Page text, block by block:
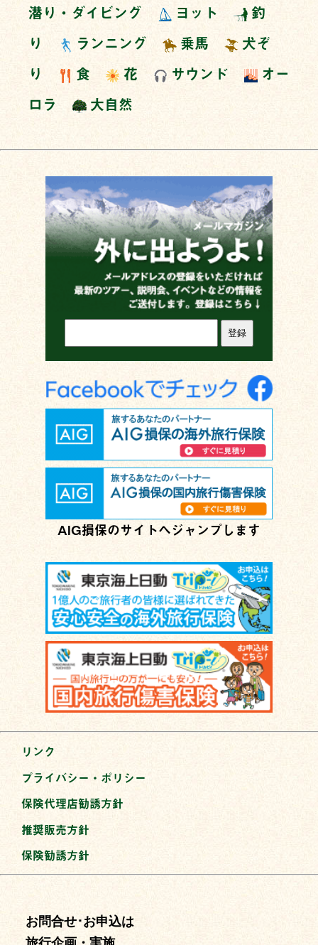
潜り・ダイビング
ヨット
釣
り
ランニング 乗馬
犬ぞ
り
食 花 サウンド
オー
ロラ
大自然
AIG損保のサイトへジャンプします
リンク
プライバシー・ポリシー
保険代理店勧誘方針
推奨販売方針
保険勧誘方針
お問合せ･お申込は